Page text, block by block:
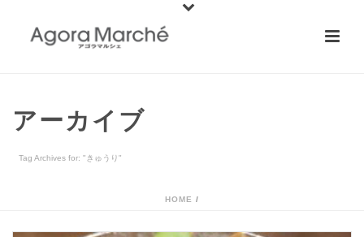
アーカイブ
Tag Archives for: "きゅうり"
HOME /